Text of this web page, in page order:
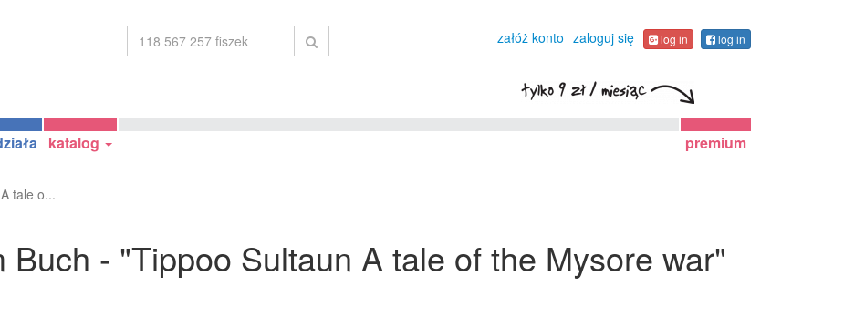
załóż konto zaloguj się log in log in
katalog premium
tale o...
Buch - "Tippoo Sultaun A tale of the Mysore war"